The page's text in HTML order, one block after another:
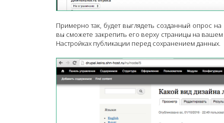
Примерно так, будет выглядеть созданный опрос
вы сможете закрепить его верху страницы на
Настройках публикации перед сохранением данных.